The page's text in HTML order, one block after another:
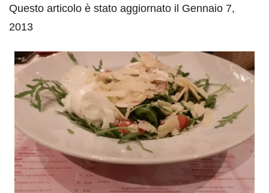
Questo articolo è stato aggiornato il Gennaio 7,
2013